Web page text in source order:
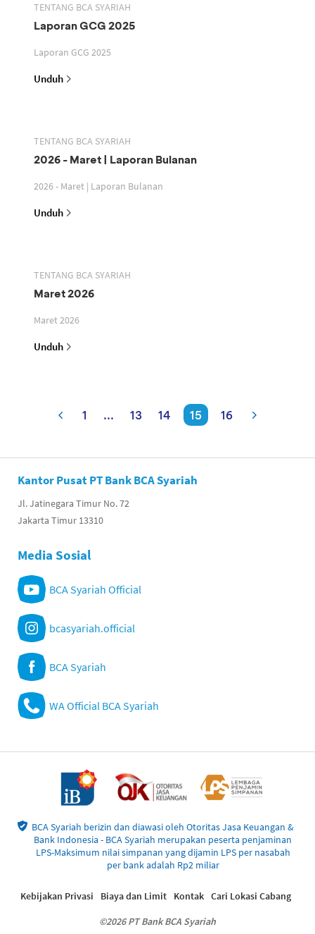
TENTANG BCA SYARIAH
Laporan GCG 2025
Laporan GCG 2025
Unduh
TENTANG BCA SYARIAH
2026 - Maret | Laporan Bulanan
2026 - Maret | Laporan Bulanan
Unduh
TENTANG BCA SYARIAH
Maret 2026
Maret 2026
Unduh
1 ... 13 14 15 16
Kantor Pusat PT Bank BCA Syariah
Jl. Jatinegara Timur No. 72
Jakarta Timur 13310
Media Sosial
BCA Syariah Official
bcasyariah.official
BCA Syariah
WA Official BCA Syariah
BCA Syariah berizin dan diawasi oleh Otoritas Jasa Keuangan &
Bank Indonesia - BCA Syariah merupakan peserta penjaminan
LPS-Maksimum nilai simpanan yang dijamin LPS per nasabah
per bank adalah Rp2 miliar
©2026 PT Bank BCA Syariah
Kebijakan Privasi Biaya dan Limit Kontak Cari Lokasi Cabang